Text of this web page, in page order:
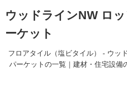
キッチン
ドア（扉）・
建具・玄関
扉
施工事例
ミラタップ
店舗・施設事例
ショール
ショールームの
大阪ショールーム
サポート
ウッドラインNW ロ
ーケット
フロアタイル（塩ビタイル） - ウッ
パーケットの一覧｜建材・住宅設備